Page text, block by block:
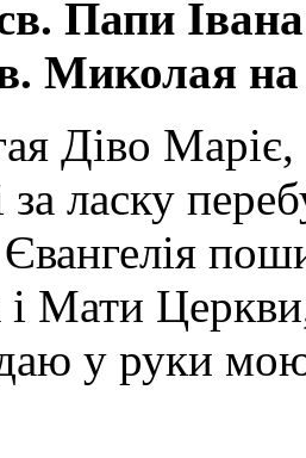
Папи
Миколая на
Діво
ласку
Євангелія
Мати
у руки